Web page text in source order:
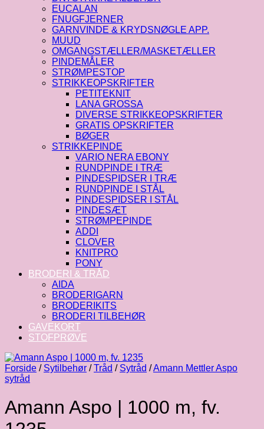
EUCALAN
FNUGFJERNER
GARNVINDE & KRYDSNØGLE APP.
MUUD
OMGANGSTÆLLER/MASKETÆLLER
PINDEMÅLER
STRØMPESTOP
STRIKKEOPSKRIFTER
PETITEKNIT
LANA GROSSA
DIVERSE STRIKKEOPSKRIFTER
GRATIS OPSKRIFTER
BØGER
STRIKKEPINDE
VARIO NERA EBONY
RUNDPINDE I TRÆ
PINDESPIDSER I TRÆ
RUNDPINDE I STÅL
PINDESPIDSER I STÅL
PINDESÆT
STRØMPEPINDE
ADDI
CLOVER
KNITPRO
PONY
BRODERI & TRÅD
AIDA
BRODERIGARN
BRODERIKITS
BRODERI TILBEHØR
GAVEKORT
STOFPRØVE
Forside / Sytilbehør / Tråd / Sytråd /Amann Mettler Aspo
sytråd
Amann Aspo | 1000 m, fv.